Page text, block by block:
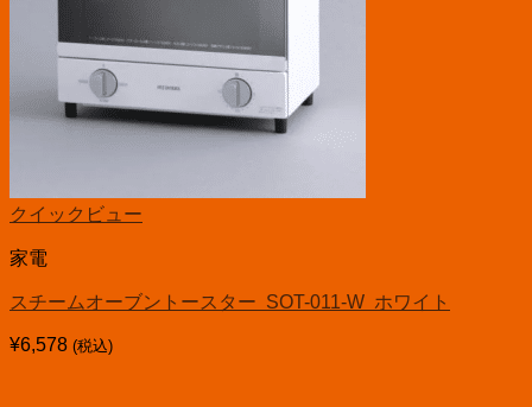
クイックビュー
家電
スチームオーブントースター SOT-011-W ホワイト
¥6,578 (税込)